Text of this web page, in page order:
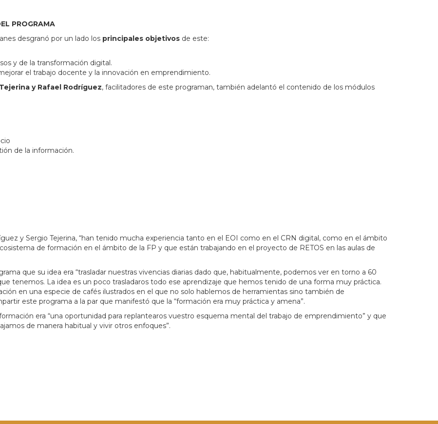
PROGRAMA
desgranó por un lado los principales objetivos de este:
y de la transformación digital.
el trabajo docente y la innovación en emprendimiento.
y Rafael Rodríguez, facilitadores de este programan, también adelantó el contenido de los módulos
de la información.
y Sergio Tejerina, “han tenido mucha experiencia tanto en el EOI como en el CRN digital, como en el ámbito
de formación en el ámbito de la FP y que están trabajando en el proyecto de RETOS en las aulas de
que su idea era “trasladar nuestras vivencias diarias dado que, habitualmente, podemos ver en torno a 60
tenemos. La idea es un poco trasladaros todo ese aprendizaje que hemos tenido de una forma muy práctica.
en una especie de cafés ilustrados en el que no solo hablemos de herramientas sino también de
este programa a la par que manifestó que la “formación era muy práctica y amena”.
era “una oportunidad para replantearos vuestro esquema mental del trabajo de emprendimiento” y que
de manera habitual y vivir otros enfoques”.